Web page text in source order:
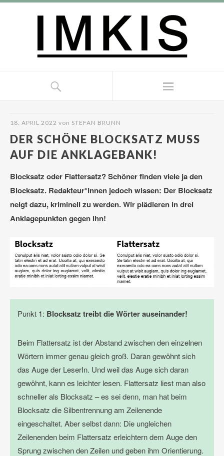
18. APRIL 2022 von STEFAN BRUNN
DER SCHÖNE BLOCKSATZ MUSS
AUF DIE ANKLAGEBANK!
Blocksatz oder Flattersatz? Schöner finden viele ja den
Blocksatz. Redakteur*innen jedoch wissen: Der Blocksatz
neigt dazu, kriminell zu werden. Wir plädieren in drei
Anklagepunkten gegen ihn!
Punkt 1: Blocksatz treibt die Wörter auseinander!
Beim Flattersatz ist der Abstand zwischen den einzelnen
Wörtern immer genau gleich groß. Daran gewöhnt sich
das Auge der LeserIn. Und weil das Auge sich daran
gewöhnt, kann es leichter lesen. Flattersatz liest man also
schneller als Blocksatz – es sei denn, man hat beim
Blocksatz die Silbentrennung am Zeilenende
eingeschaltet. Aber selbst dann: Die ungleichen
Zeilenenden beim Flattersatz erleichtern dem Auge den
Sprung zwischen den Zeilen und geben ihm Orientierung.